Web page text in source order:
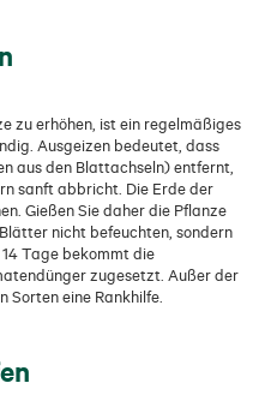
zu erhöhen, ist ein regelmäßiges
Ausgeizen bedeutet, dass
aus den Blattachseln) entfernt,
sanft abbricht. Die Erde der
Gießen Sie daher die Pflanze
nicht befeuchten, sondern
Tage bekommt die
zugesetzt. Außer der
Sorten eine Rankhilfe.